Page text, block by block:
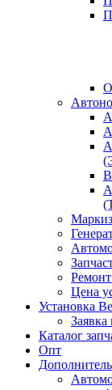
Цена
Установка
Заявка
Каталог
Опт